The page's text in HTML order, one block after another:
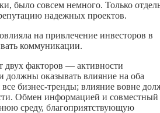
было совсем немного. Только
надежных проектов.
на привлечение инвесторов в
коммуникации.
двух факторов — активности
оказывать влияние на оба
бизнес-тренды; влияние вовне
Обмен информацией и совместный
среду, благоприятствующую